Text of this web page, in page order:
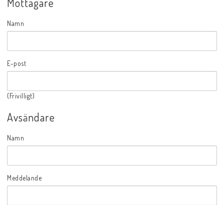
Namn
E-post
(Frivilligt)
Avsändare
Namn
Meddelande